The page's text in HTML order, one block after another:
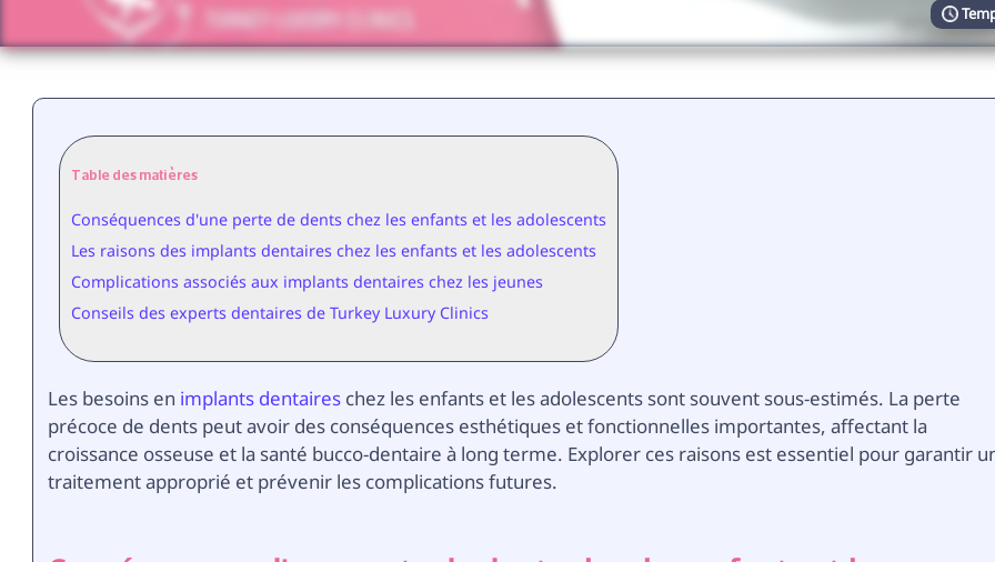
Table des matières
Conséquences d'une perte de dents chez les enfants et les adolescents
Les raisons des implants dentaires chez les enfants et les adolescents
Complications associés aux implants dentaires chez les jeunes
Conseils des experts dentaires de Turkey Luxury Clinics
Les besoins en implants dentaires chez les enfants et les adolescents sont souvent sous-estimés. La perte
précoce de dents peut avoir des conséquences esthétiques et fonctionnelles importantes, affectant la
croissance osseuse et la santé bucco-dentaire à long terme. Explorer ces raisons est essentiel pour garantir
traitement approprié et prévenir les complications futures.